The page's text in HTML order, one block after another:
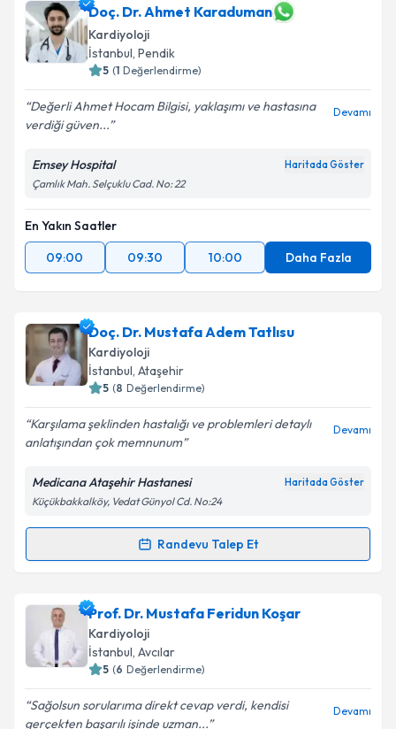
için bir takvim hazırlandığında e-posta ile
bilgilendireceğiz.
E-posta Adresiniz
Metni 'ni okudum ve kişisel verilerimin belirtilen
kapsamda işlenmesini kabul ediyorum.
Takvim Talebini Gönder
Doç. Dr. Ahmet Karaduman
Kardiyoloji
İstanbul, Pendik
5 (1 Değerlendirme)
Değerli Ahmet Hocam Bilgisi, yaklaşımı ve hastasına
verdiği güven...
Devamı
Emsey Hospital Haritada Göster
Çamlık Mah. Selçuklu Cad. No: 22
En Yakın Saatler
09:00
09:30 10:00 Daha Fazla
Doç. Dr. Mustafa Adem Tatlısu
Kardiyoloji
İstanbul, Ataşehir
5 (8 Değerlendirme)
Karşılama şeklinden hastalığı ve problemleri detaylı
anlatışından çok memnunum
Devamı
Medicana Ataşehir Hastanesi Haritada Göster
Küçükbakkalköy, Vedat Günyol Cd. No:24
Randevu Talep Et
Randevu Takvimi Talebi
Doç. Dr. Mustafa Adem Tatlısuiçin randevu takvimi
talebi oluşturun. Size bu uzmandan randevu almanız
için bir takvim hazırlandığında e-posta ile
bilgilendireceğiz.
E-posta Adresiniz
Prof. Dr. Mustafa Feridun Koşar
Kardiyoloji
İstanbul, Avcılar
5 (6 Değerlendirme)
Sağolsun sorularıma direkt cevap verdi, kendisi
gerçekten başarılı işinde uzman...
Devamı